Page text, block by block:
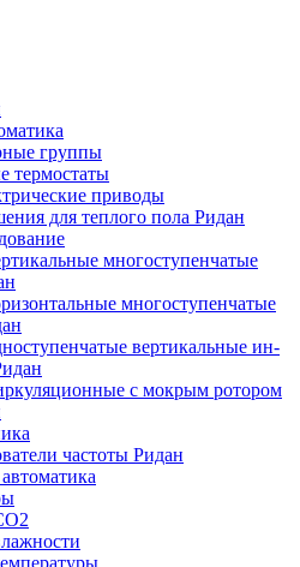
группы
термостаты
приводы
для теплого пола Ридан
многоступенчатые
многоступенчатые
вертикальные ин-
с мокрым ротором
частоты Ридан